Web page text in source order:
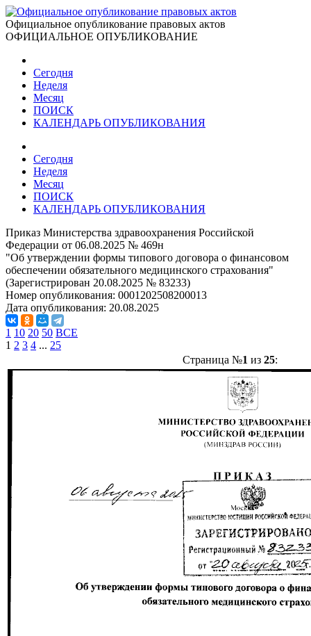
Официальное опубликование правовых актов
ОФИЦИАЛЬНОЕ ОПУБЛИКОВАНИЕ
Сегодня
Неделя
Месяц
ПОИСК
КАЛЕНДАРЬ ОПУБЛИКОВАНИЯ
Сегодня
Неделя
Месяц
ПОИСК
КАЛЕНДАРЬ ОПУБЛИКОВАНИЯ
Приказ Министерства здравоохранения Российской
Федерации от 06.08.2025 № 469н
"Об утверждении формы типового договора о финансовом
обеспечении обязательного медицинского страхования"
(Зарегистрирован 20.08.2025 № 83233)
Номер опубликования: 0001202508200013
Дата опубликования: 20.08.2025
1 10 20 50 ВСЕ
1 2 3 4 ... 25
Страница №1 из 25: